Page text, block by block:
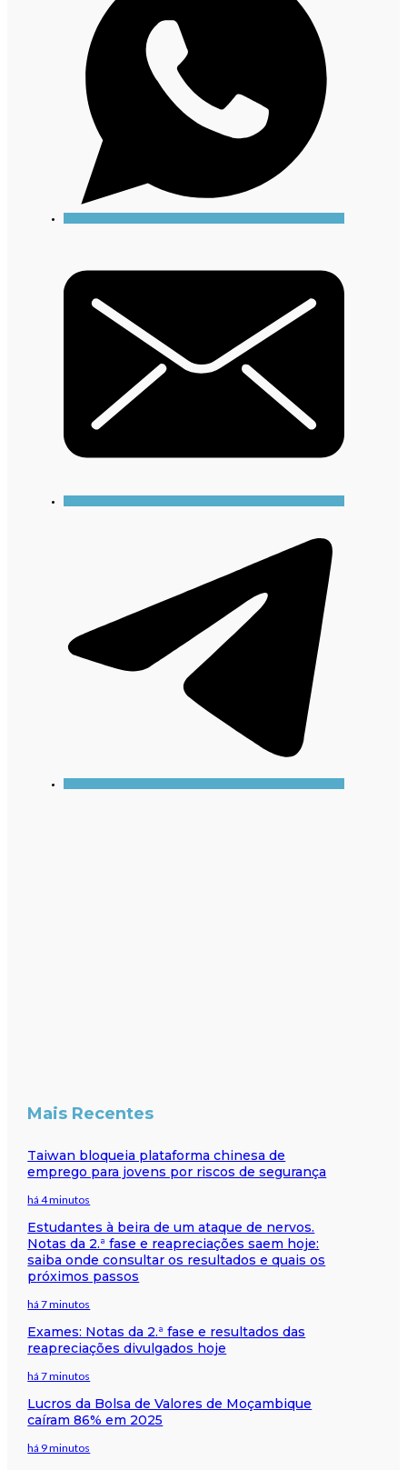
Mais Recentes
Taiwan bloqueia plataforma chinesa de
emprego para jovens por riscos de segurança
há 4 minutos
Estudantes à beira de um ataque de nervos.
Notas da 2.ª fase e reapreciações saem hoje:
saiba onde consultar os resultados e quais os
próximos passos
há 7 minutos
Exames: Notas da 2.ª fase e resultados das
reapreciações divulgados hoje
há 7 minutos
Lucros da Bolsa de Valores de Moçambique
caíram 86% em 2025
há 9 minutos